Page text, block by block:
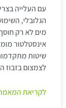
עם העלייה
הגלובלי,
מים לא רק
אינסטלטור
שיטות
לצמצום בזבוז
לקריאת